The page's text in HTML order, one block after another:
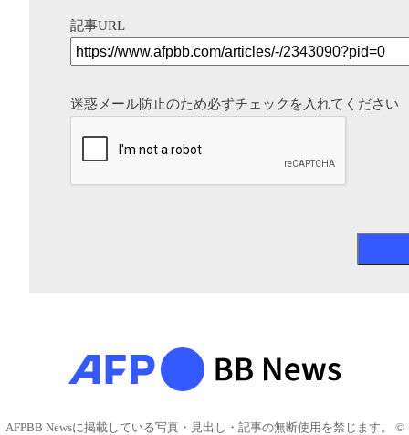
記事URL
迷惑メール防止のため必ずチェックを入れてください
AFPBB Newsに掲載している写真・見出し・記事の無断使用を禁じます。 ©